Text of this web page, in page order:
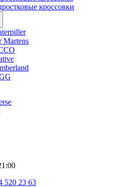
кроссовки
Martens
520 23 63